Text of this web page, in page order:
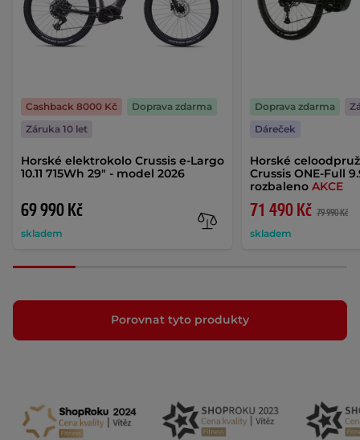
Horské elektrokolo Crussis e-Largo
10.11 715Wh 29" - model 2026
69 990 Kč
skladem
Cashback 8000 Kč
Doprava zdarma
Záruka 10 let
Horské
Crussis ONE-Full
rozbalenoAKCE
71 490 Kč 79 990 Kč
skladem
Doprava zdarma
Dáreček
Porovnat tyto produkty